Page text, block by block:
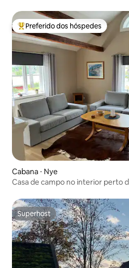
Entre os melhores preferidos dos
Preferido dos hóspedes
Cabana ⋅ Nye
Casa de campo no interior perto
Superhost
Superhost